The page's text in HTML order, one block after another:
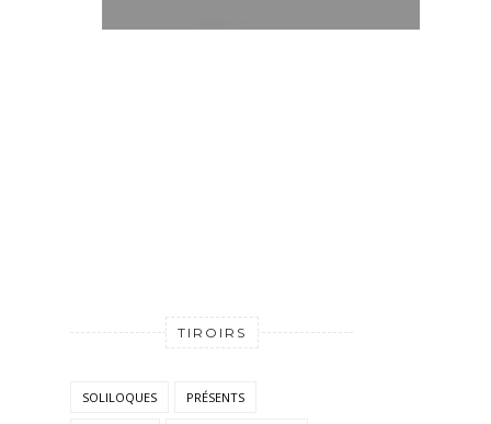
TIROIRS
SOLILOQUES PRÉSENTS